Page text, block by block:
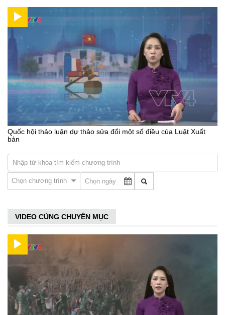
Quốc hội thảo luận dự thảo sửa đổi một số điều của Luật Xuất
bản
Chọn chương trình
VIDEO CÙNG CHUYÊN MỤC